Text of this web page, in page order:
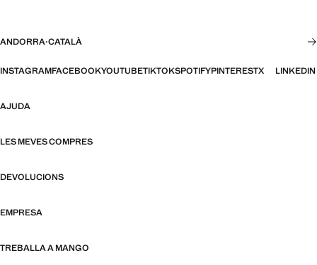
ANDORRA·CATALÀ
INSTAGRAMFACEBOOKYOUTUBETIKTOKSPOTIFYPINTERESTX LINKEDIN
AJUDA
LES MEVES COMPRES
DEVOLUCIONS
EMPRESA
TREBALLA A MANGO